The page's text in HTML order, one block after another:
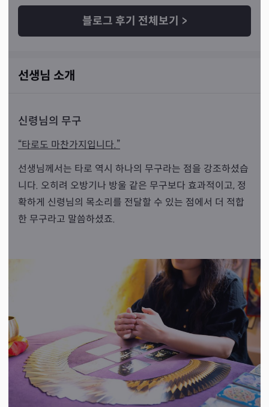
블로그 후기 전체보기 >
선생님 소개
신령님의 무구
“타로도 마찬가지입니다.”
선생님께서는 타로 역시 하나의 무구라는 점을 강조하셨습
니다. 오히려 오방기나 방울 같은 무구보다 효과적이고, 정
확하게 신령님의 목소리를 전달할 수 있는 점에서 더 적합
한 무구라고 말씀하셨죠.